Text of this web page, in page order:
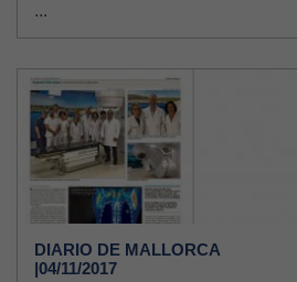
...
DIARIO DE MALLORCA
|04/11/2017